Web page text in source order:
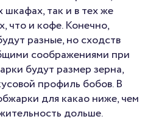
шкафах, так и в тех же
что и кофе. Конечно,
разные, но сходств
соображениями при
будут размер зерна,
профиль бобов. В
для какао ниже, чем
дольше.